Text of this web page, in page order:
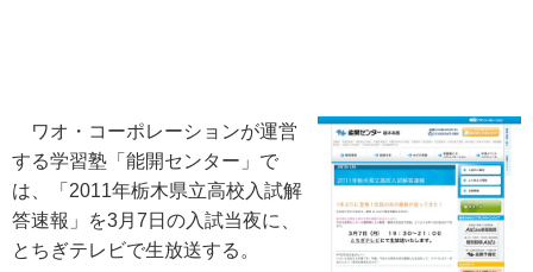
ワオ・コーポレーションが運営
する学習塾「能開センター」で
は、「2011年栃木県立高校入試解
答速報」を3月7日の入試当夜に、
とちぎテレビで生放送する。